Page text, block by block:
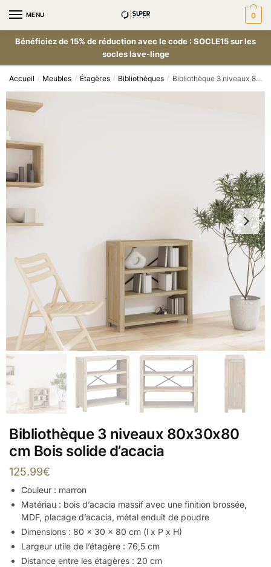
MENU 0
Bénéficiez de 15% de réduction avec le code : SOCLE15 sur les
socles lave-linge
Accueil / Meubles / Étagères / Bibliothèques / Bibliothèque 3 niveaux 80x30x80 cm Bois solide d’acacia
Bibliothèque 3 niveaux 80x30x80
cm Bois solide d’acacia
125.99€
Couleur : marron
Matériau : bois d’acacia massif avec une finition brossée,
MDF, placage d’acacia, métal enduit de poudre
Dimensions : 80 x 30 x 80 cm (l x P x H)
Largeur utile de l’étagère : 76,5 cm
Distance entre les étagères : 20 cm